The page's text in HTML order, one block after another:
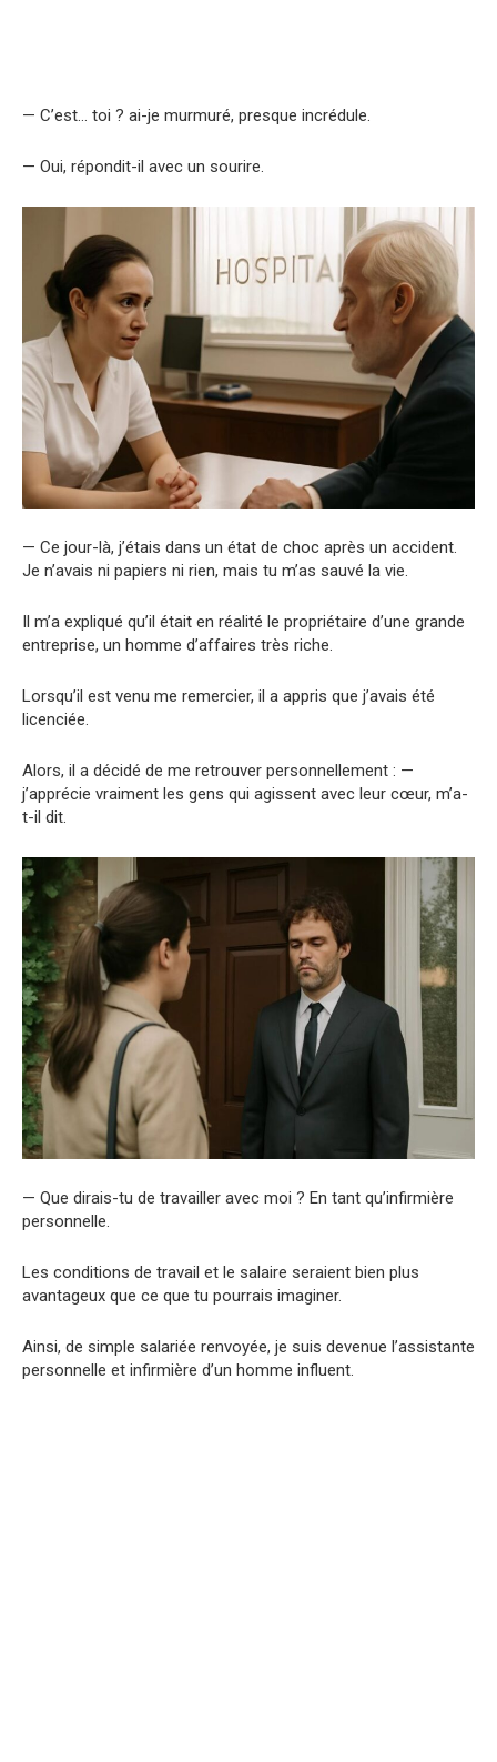
— C’est… toi ? ai-je murmuré, presque incrédule.
— Oui, répondit-il avec un sourire.
— Ce jour-là, j’étais dans un état de choc après un accident.
Je n’avais ni papiers ni rien, mais tu m’as sauvé la vie.
Il m’a expliqué qu’il était en réalité le propriétaire d’une grande
entreprise, un homme d’affaires très riche.
Lorsqu’il est venu me remercier, il a appris que j’avais été
licenciée.
Alors, il a décidé de me retrouver personnellement : —
j’apprécie vraiment les gens qui agissent avec leur cœur, m’a-
t-il dit.
— Que dirais-tu de travailler avec moi ? En tant qu’infirmière
personnelle.
Les conditions de travail et le salaire seraient bien plus
avantageux que ce que tu pourrais imaginer.
Ainsi, de simple salariée renvoyée, je suis devenue l’assistante
personnelle et infirmière d’un homme influent.